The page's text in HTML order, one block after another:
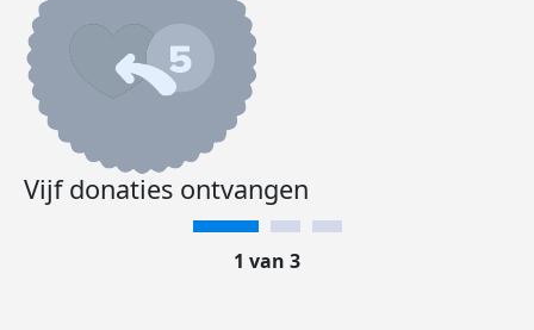
Vijf donaties ontvangen
1 van 3